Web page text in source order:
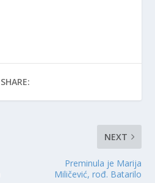
SHARE:
NEXT
Preminula je Marija
Miličević, rođ. Batarilo